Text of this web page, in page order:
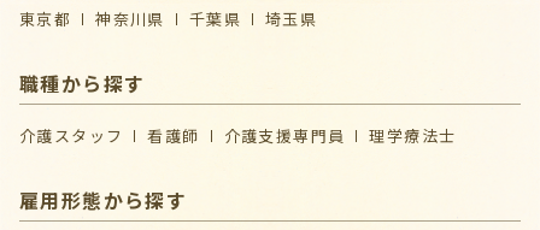
東京都 神奈川県 千葉県 埼玉県
職種から探す
介護スタッフ 看護師 介護支援専門員 理学療法士
雇用形態から探す